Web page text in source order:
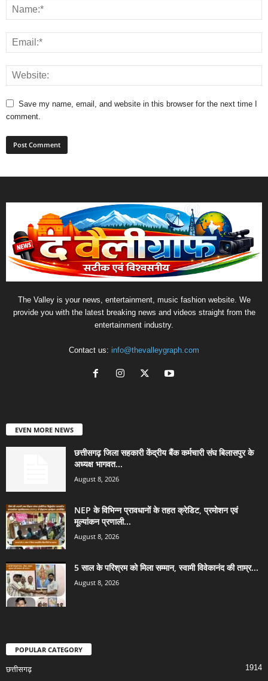
Save my name, email, and website in this browser for the next time I
comment.
The Valley is your news, entertainment, music fashion website. We
provide you with the latest breaking news and videos straight from the
entertainment industry.
Contact us: info@thevalleygraph.com
EVEN MORE NEWS
छत्तीसगढ़ जिला सहकारी केंद्रीय बैंक कर्मचारी संघ बिलासपुर के
अध्यक्ष भागवत...
August 8, 2026
NEP के विभिन्न प्रावधानों के तहत क्रेडिट, प्रमोशन एवं
मूल्यांकन प्रणाली...
August 8, 2026
5 साल के परिश्रम को मिला सम्मान, स्वामी विवेकानंद की ताम्र...
August 8, 2026
POPULAR CATEGORY
छत्तीसगढ़
1914